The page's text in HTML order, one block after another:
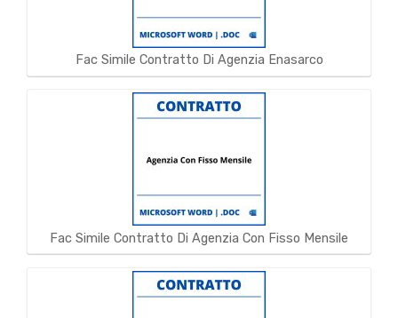
Fac Simile Contratto Di Agenzia Enasarco
Fac Simile Contratto Di Agenzia Con Fisso Mensile